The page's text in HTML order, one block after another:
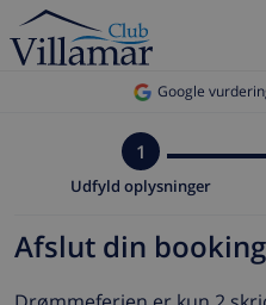
Google
1
Udfyld oplysninger
Afslut din booking